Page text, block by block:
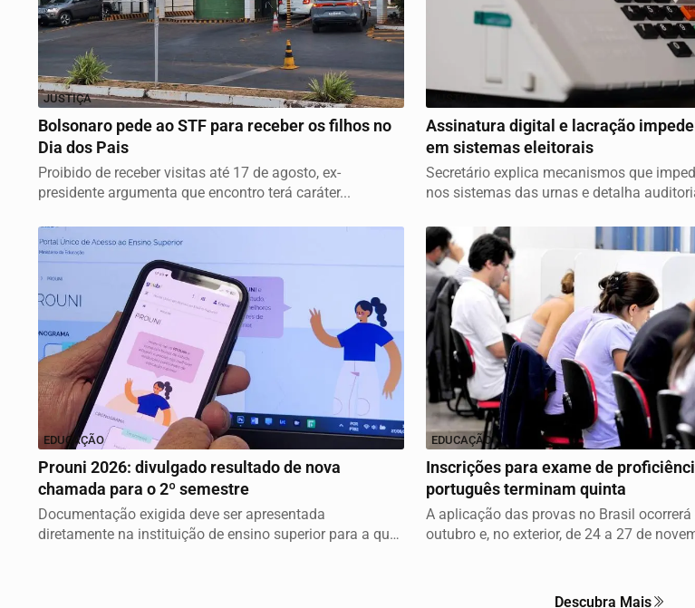
JUSTIÇA
Bolsonaro pede ao STF para receber os filhos no
Dia dos Pais
Proibido de receber visitas até 17 de agosto, ex-
presidente argumenta que encontro terá caráter...
JUSTIÇA
Assinatura digital e lacração
em sistemas eleitorais
Secretário explica mecanismos que
nos sistemas das urnas e detalha
EDUCAÇÃO
Prouni 2026: divulgado resultado de nova
chamada para o 2º semestre
Documentação exigida deve ser apresentada
diretamente na instituição de ensino superior para a qual
EDUCAÇÃO
Inscrições para exame de
português terminam quinta
A aplicação das provas no Brasil ocorrerá
outubro e, no exterior, de 24 a 27 de
Descubra Mais